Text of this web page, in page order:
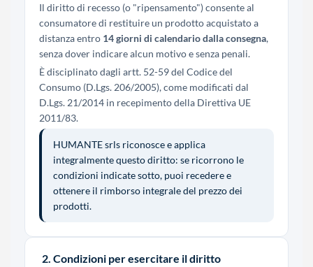
Il diritto di recesso (o "ripensamento") consente al
consumatore di restituire un prodotto acquistato a
distanza entro 14 giorni di calendario dalla consegna,
senza dover indicare alcun motivo e senza penali.
È disciplinato dagli artt. 52-59 del Codice del
Consumo (D.Lgs. 206/2005), come modificati dal
D.Lgs. 21/2014 in recepimento della Direttiva UE
2011/83.
HUMANTE srls riconosce e applica
integralmente questo diritto: se ricorrono le
condizioni indicate sotto, puoi recedere e
ottenere il rimborso integrale del prezzo dei
prodotti.
2. Condizioni per esercitare il diritto